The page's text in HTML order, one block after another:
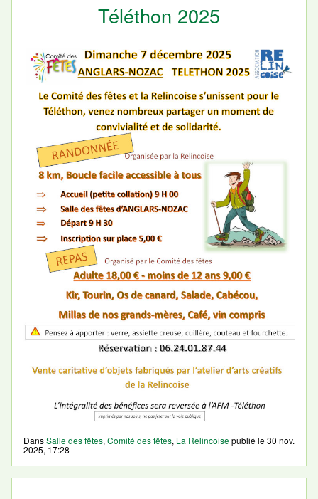
Téléthon 2025
DansSalle des fêtes, Comité des fêtes, La Relincoisepublié le30 nov.
2025, 17:28